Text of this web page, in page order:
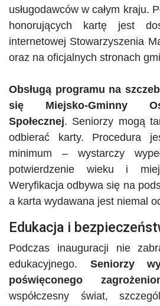
usługodawców w całym kraju.
honorujących kartę jest
internetowej Stowarzyszenia
oraz na oficjalnych stronach
Obsługą programu na
się Miejsko-Gminny
Społecznej. Seniorzy mogą
odbierać karty. Procedura
minimum – wystarczy
potwierdzenie wieku i
Weryfikacja odbywa się na
a karta wydawana jest niemal
Edukacja i
Podczas inauguracji nie
edukacyjnego. Seniorzy
poświęconego
współczesny świat,